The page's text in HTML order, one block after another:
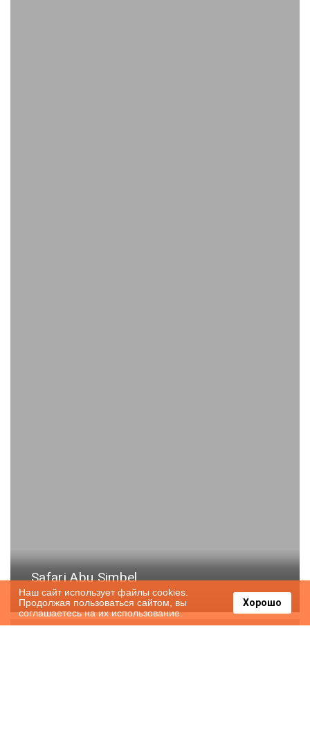
Safari Abu Simbel
Наш сайт использует файлы cookies.
Продолжая пользоваться сайтом, вы
соглашаетесь на их использование.
Хорошо